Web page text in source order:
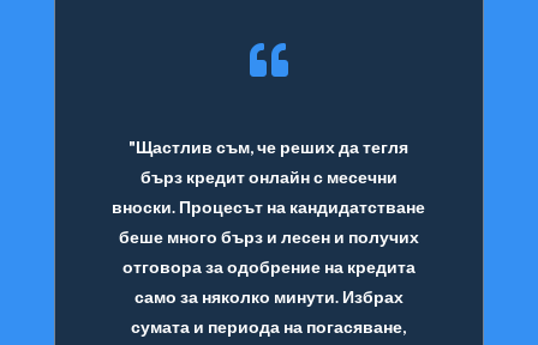

"Щастлив съм, че реших да тегля
бърз кредит онлайн с месечни
вноски. Процесът на кандидатстване
беше много бърз и лесен и получих
отговора за одобрение на кредита
само за няколко минути. Избрах
сумата и периода на погасяване,